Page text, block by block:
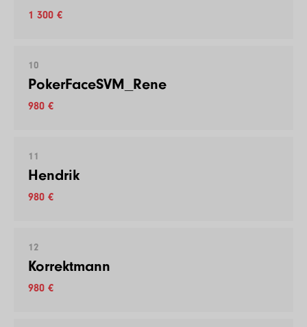
1 300 €
10
PokerFaceSVM_Rene
980 €
11
Hendrik
980 €
12
Korrektmann
980 €